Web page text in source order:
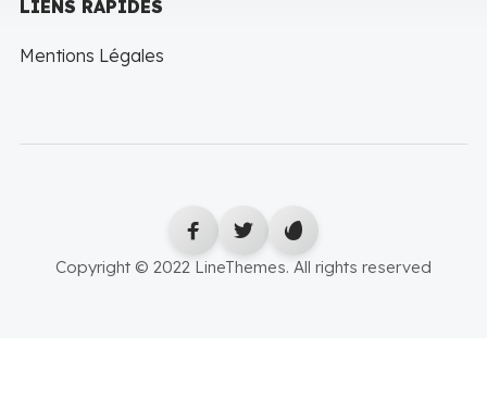
LIENS RAPIDES
Mentions Légales
Copyright © 2022 LineThemes. All rights reserved